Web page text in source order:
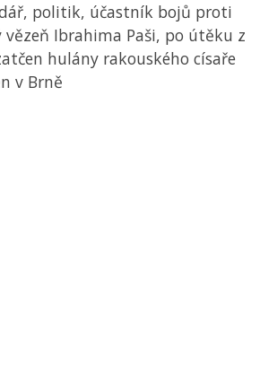
politik, účastník bojů proti
Ibrahima Paši, po útěku z
hulány rakouského císaře
v Brně